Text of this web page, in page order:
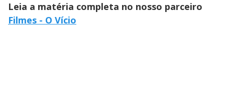
Leia a matéria completa no nosso parceiro
Filmes - O Vício